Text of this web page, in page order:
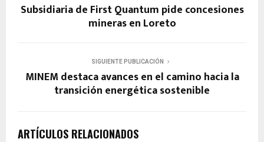
Subsidiaria de First Quantum pide concesiones
mineras en Loreto
SIGUIENTE PUBLICACIÓN
MINEM destaca avances en el camino hacia la
transición energética sostenible
ARTÍCULOS RELACIONADOS